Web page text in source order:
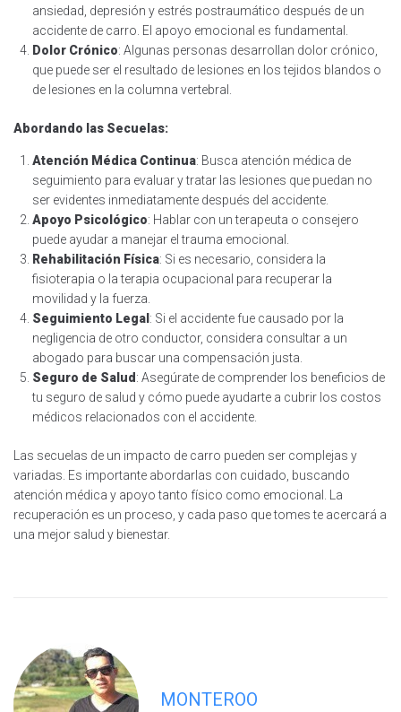
ansiedad, depresión y estrés postraumático después de un
accidente de carro. El apoyo emocional es fundamental.
Dolor Crónico: Algunas personas desarrollan dolor crónico,
que puede ser el resultado de lesiones en los tejidos blandos o
de lesiones en la columna vertebral.
Abordando las Secuelas:
Atención Médica Continua: Busca atención médica de
seguimiento para evaluar y tratar las lesiones que puedan no
ser evidentes inmediatamente después del accidente.
Apoyo Psicológico: Hablar con un terapeuta o consejero
puede ayudar a manejar el trauma emocional.
Rehabilitación Física: Si es necesario, considera la
fisioterapia o la terapia ocupacional para recuperar la
movilidad y la fuerza.
Seguimiento Legal : Si el accidente fue causado por la
negligencia de otro conductor, considera consultar a un
abogado para buscar una compensación justa.
Seguro de Salud : Asegúrate de comprender los beneficios de
tu seguro de salud y cómo puede ayudarte a cubrir los costos
médicos relacionados con el accidente.
Las secuelas de un impacto de carro pueden ser complejas y
variadas. Es importante abordarlas con cuidado, buscando
atención médica y apoyo tanto físico como emocional. La
recuperación es un proceso, y cada paso que tomes te acercará a
una mejor salud y bienestar.
MONTEROO